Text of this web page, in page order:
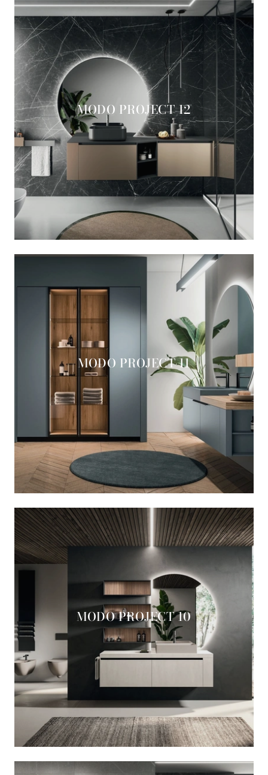
MODO PROJECT 12
MODO PROJECT 11
MODO PROJECT 10